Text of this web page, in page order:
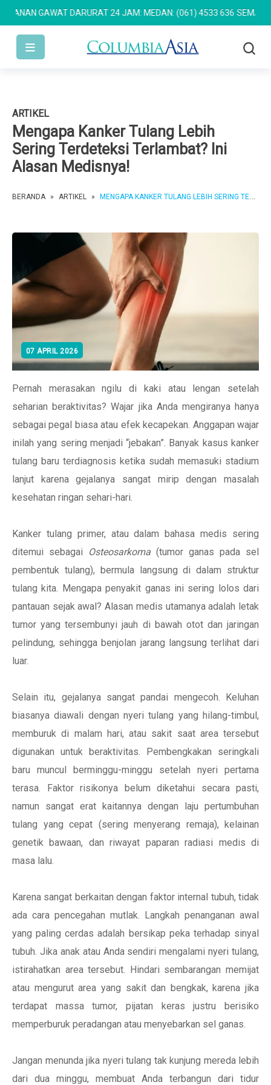
GAWAT DARURAT 24 JAM: MEDAN: (061) 4533 636 SEMARANG:
ARTIKEL
Mengapa Kanker Tulang Lebih
Sering Terdeteksi Terlambat? Ini
Alasan Medisnya!
BERANDA » ARTIKEL » MENGAPA KANKER TULANG LEBIH SERING TERDETEKSI TERLAMBAT? INI ALASAN MEDISNYA!
07 APRIL 2026
Pernah merasakan ngilu di kaki atau lengan setelah
seharian beraktivitas? Wajar jika Anda mengiranya hanya
sebagai pegal biasa atau efek kecapekan. Anggapan wajar
inilah yang sering menjadi “jebakan”. Banyak kasus kanker
tulang baru terdiagnosis ketika sudah memasuki stadium
lanjut karena gejalanya sangat mirip dengan masalah
kesehatan ringan sehari-hari.
Kanker tulang primer, atau dalam bahasa medis sering
ditemui sebagai
Osteosarkoma (tumor ganas pada sel
pembentuk tulang), bermula langsung di dalam struktur
tulang kita. Mengapa penyakit ganas ini sering lolos dari
pantauan sejak awal? Alasan medis utamanya adalah letak
tumor yang tersembunyi jauh di bawah otot dan jaringan
pelindung, sehingga benjolan jarang langsung terlihat dari
luar.
Selain itu, gejalanya sangat pandai mengecoh. Keluhan
biasanya diawali dengan nyeri tulang yang hilang-timbul,
memburuk di malam hari, atau sakit saat area tersebut
digunakan untuk beraktivitas. Pembengkakan seringkali
baru muncul berminggu-minggu setelah nyeri pertama
terasa. Faktor risikonya belum diketahui secara pasti,
namun sangat erat kaitannya dengan laju pertumbuhan
tulang yang cepat (sering menyerang remaja), kelainan
genetik bawaan, dan riwayat paparan radiasi medis di
masa lalu.
Karena sangat berkaitan dengan faktor internal tubuh, tidak
ada cara pencegahan mutlak. Langkah penanganan awal
yang paling cerdas adalah bersikap peka terhadap sinyal
tubuh. Jika anak atau Anda sendiri mengalami nyeri tulang,
istirahatkan area tersebut. Hindari sembarangan memijat
atau mengurut area yang sakit dan bengkak, karena jika
terdapat massa tumor, pijatan keras justru berisiko
memperburuk peradangan atau menyebarkan sel ganas.
Jangan menunda jika nyeri tulang tak kunjung mereda lebih
dari dua minggu, membuat Anda terbangun dari tidur